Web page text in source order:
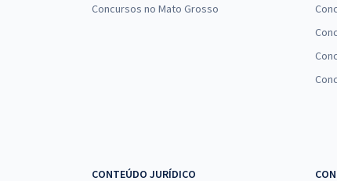
Concursos no Mato Grosso
CONTEÚDO JURÍDICO